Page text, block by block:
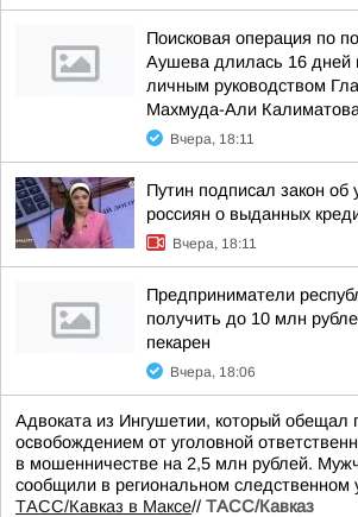
Поисковая операция по
Аушева длилась 16 дней
личным руководством
Махмуда-Али Калиматова
Вчера, 18:11
Путин подписал закон об
россиян о выданных
Вчера, 18:11
Предприниматели
получить до 10 млн
пекарен
Вчера, 18:06
Адвоката из Ингушетии, который обещал
освобождением от уголовной
в мошенничестве на 2,5 млн рублей.
сообщили в региональном следственном
ТАСС/Кавказ в Максе// ТАСС/Кавказ